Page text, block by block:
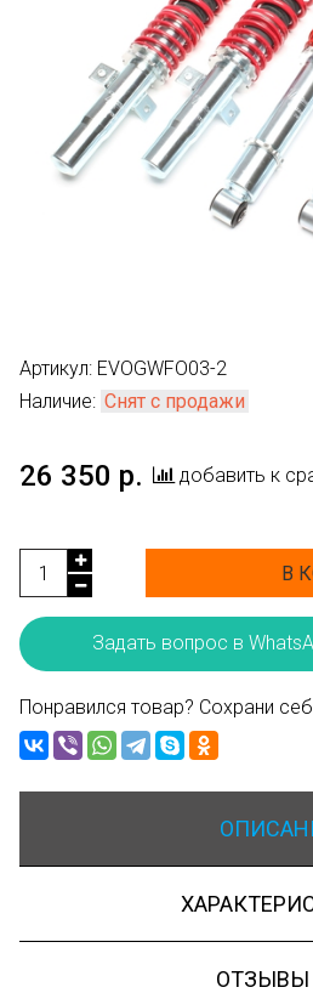
Артикул: EVOGWFO03-2
Наличие: Снят с продажи
26 350 р. добавить к
В
Задать вопрос в
Понравился товар? Сохрани
ОТЗЫВЫ